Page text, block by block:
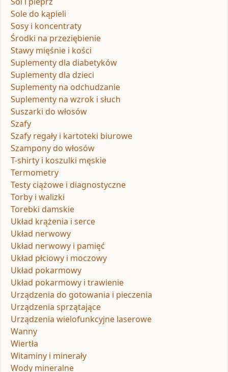
Sole do kąpieli
Sosy i koncentraty
Środki na przeziębienie
Stawy mięśnie i kości
Suplementy dla diabetyków
Suplementy dla dzieci
Suplementy na odchudzanie
Suplementy na wzrok i słuch
Suszarki do włosów
Szafy
Szafy regały i kartoteki biurowe
Szampony do włosów
T-shirty i koszulki męskie
Termometry
Testy ciążowe i diagnostyczne
Torby i walizki
Torebki damskie
Układ krążenia i serce
Układ nerwowy
Układ nerwowy i pamięć
Układ płciowy i moczowy
Układ pokarmowy
Układ pokarmowy i trawienie
Urządzenia do gotowania i pieczenia
Urządzenia sprzątające
Urządzenia wielofunkcyjne laserowe
Wanny
Wiertła
Witaminy i minerały
Wody mineralne